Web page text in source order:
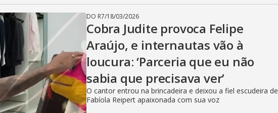
DO R7/18/03/2026
Cobra Judite provoca Felipe
Araújo, e internautas vão à
loucura: ‘Parceria que eu não
sabia que precisava ver’
O cantor entrou na brincadeira e deixou a fiel escudeira de
Fabíola Reipert apaixonada com sua voz